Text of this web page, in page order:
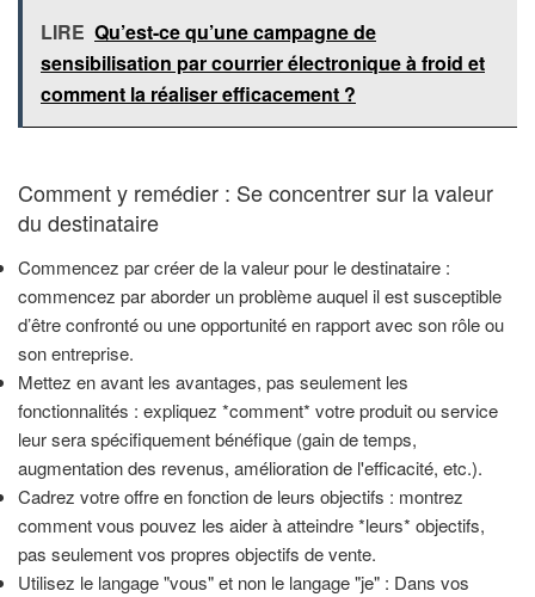
LIRE Qu’est-ce qu’une campagne de
sensibilisation par courrier électronique à froid et
comment la réaliser efficacement ?
Comment y remédier : Se concentrer sur la valeur
du destinataire
Commencez par créer de la valeur pour le destinataire :
commencez par aborder un problème auquel il est susceptible
d’être confronté ou une opportunité en rapport avec son rôle ou
son entreprise.
Mettez en avant les avantages, pas seulement les
fonctionnalités : expliquez *comment* votre produit ou service
leur sera spécifiquement bénéfique (gain de temps,
augmentation des revenus, amélioration de l'efficacité, etc.).
Cadrez votre offre en fonction de leurs objectifs : montrez
comment vous pouvez les aider à atteindre *leurs* objectifs,
pas seulement vos propres objectifs de vente.
Utilisez le langage "vous" et non le langage "je" : Dans vos